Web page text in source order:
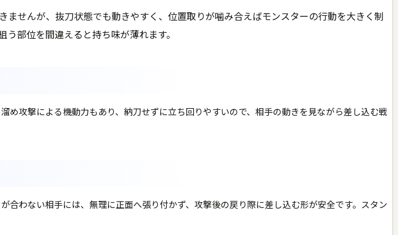
せんが、抜刀状態でも動きやすく、位置取りが噛み合えばモンスターの行動を大きく制
部位を間違えると持ち味が薄れます。
攻撃による機動力もあり、納刀せずに立ち回りやすいので、相手の動きを見ながら差し込む戦
わない相手には、無理に正面へ張り付かず、攻撃後の戻り際に差し込む形が安全です。スタン